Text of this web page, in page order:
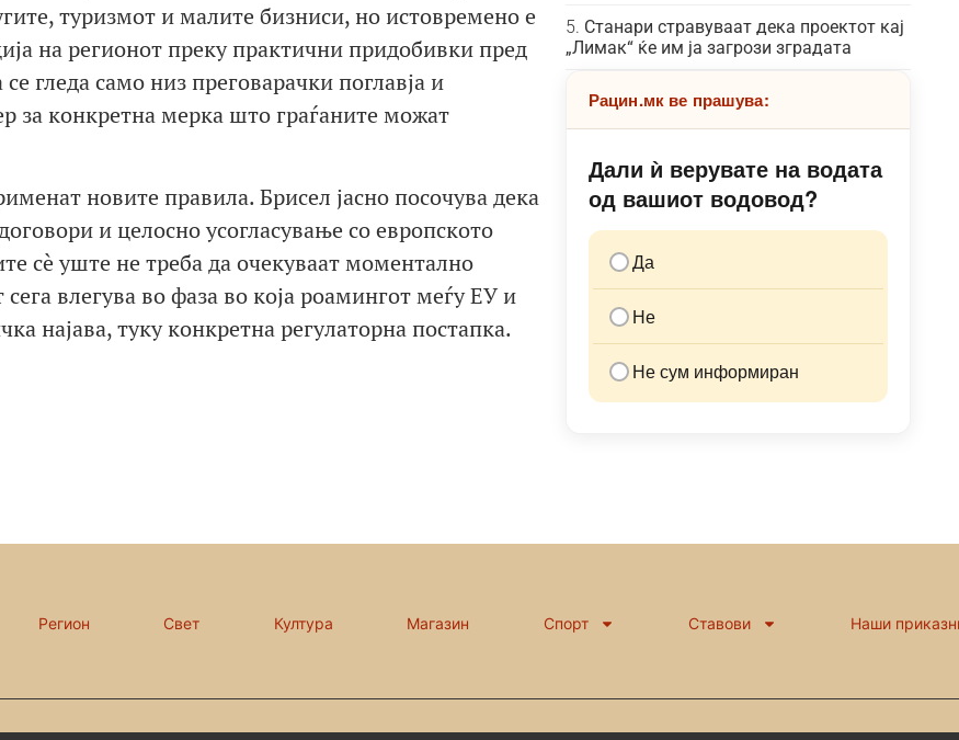
туризмот и малите бизниси, но истовремено е
на регионот преку практични придобивки пред
гледа само низ преговарачки поглавја и
за конкретна мерка што граѓаните можат
новите правила. Брисел јасно посочува дека
и целосно усогласување со европското
сè уште не треба да очекуваат моментално
влегува во фаза во која роамингот меѓу ЕУ и
најава, туку конкретна регулаторна постапка.
Станари стравуваат дека проектот кај
„Лимак“ ќе им ја загрози зградата
Рацин.мк ве прашува:
Дали ѝ верувате на водата
од вашиот водовод?
Да
Не
Не сум информиран
Регион Свет Култура Магазин Спорт Ставови Наши